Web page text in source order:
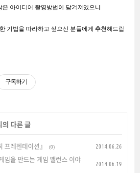
아이디어 촬영방법이 담겨져있으니
기법을 따라하고 싶으신 분들에게 추천해드립
구독하기
의 다른 글
프레젠테이션』 (0)
2014.06.26
임을 만드는 게임 밸런스 이야
2014.06.19